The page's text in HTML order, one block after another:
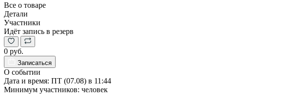
Все о товаре
Детали
Участники
Идёт запись в резерв
0 руб.
Записаться
О событии
Дата и время: ПТ (07.08) в 11:44
Минимум участников: человек